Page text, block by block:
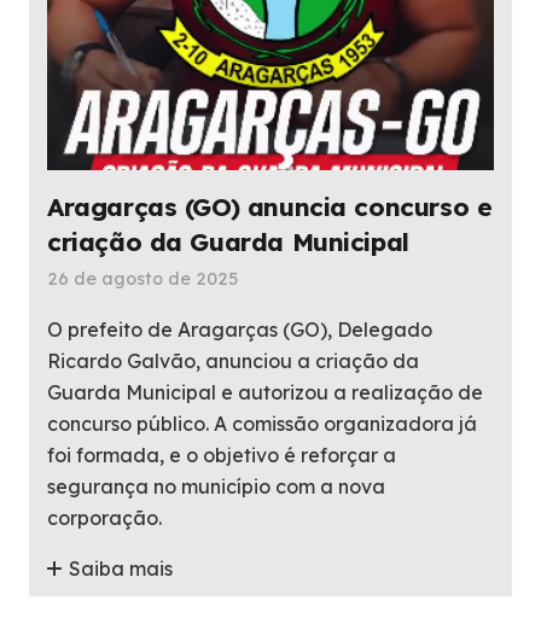
Aragarças (GO) anuncia concurso e
criação da Guarda Municipal
26 de agosto de 2025
O prefeito de Aragarças (GO), Delegado
Ricardo Galvão, anunciou a criação da
Guarda Municipal e autorizou a realização de
concurso público. A comissão organizadora já
foi formada, e o objetivo é reforçar a
segurança no município com a nova
corporação.
Saiba mais